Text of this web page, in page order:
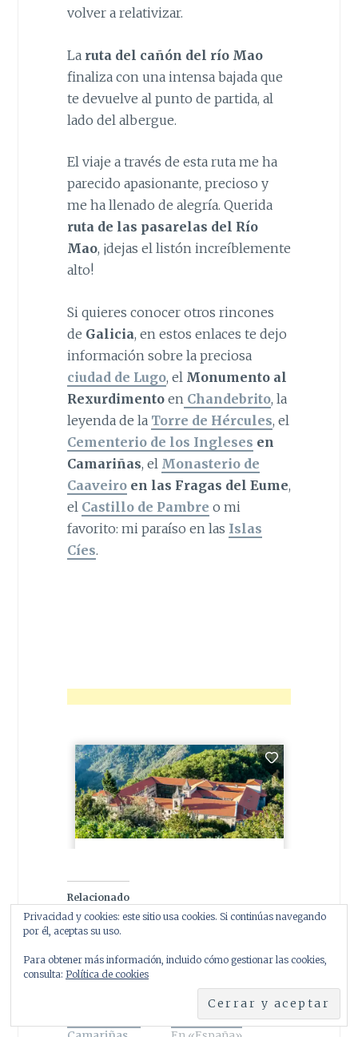
volver a relativizar.
La ruta del cañón del río Mao
finaliza con una intensa bajada que
te devuelve al punto de partida, al
lado del albergue.
El viaje a través de esta ruta me ha
parecido apasionante, precioso y
me ha llenado de alegría. Querida
ruta de las pasarelas del Río
Mao, ¡dejas el listón increíblemente
alto!
Si quieres conocer otros rincones
de Galicia, en estos enlaces te dejo
información sobre la preciosa
ciudad de Lugo, el Monumento al
Rexurdimentoen Chandebrito, la
leyenda de la Torre de Hércules, el
Cementerio de los Ingleses en
Camariñas, el Monasterio de
Caaveiroen las Fragas del Eume,
el Castillo de Pambre o mi
favorito: mi paraíso en las Islas
Cíes.
Relacionado
El Cementerio
Belelle: agua,
naturaleza y
vida en Neda
Privacidad y cookies: este sitio usa cookies. Si continúas navegando
por él, aceptas su uso.
Para obtener más información, incluido cómo gestionar las cookies,
consulta: Política de cookies